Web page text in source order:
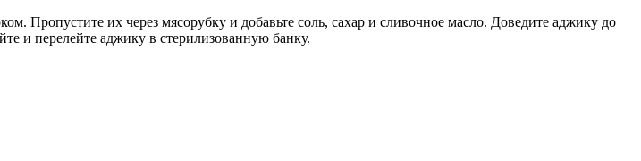
Пропустите их через мясорубку и добавьте соль, сахар и сливочное масло. Доведите аджику до
и перелейте аджику в стерилизованную банку.